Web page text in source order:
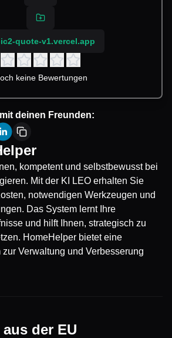
quote-v1.vercel.app
keine Bewertungen
mit deinen Freunden:
kompetent und selbstbewusst bei
Mit der KI LEO erhalten Sie
notwendigen Werkzeugen und
Das System lernt Ihre
und hilft Ihnen, strategisch zu
HomeHelper bietet eine
Verwaltung und Verbesserung
der EU